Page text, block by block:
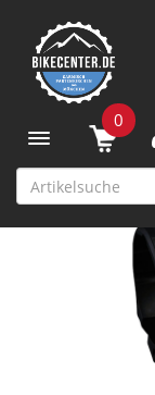
Toggle
0